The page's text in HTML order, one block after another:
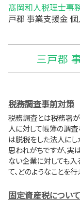
髙岡和人税理士事
戸郡 事業支援金
三戸郡
税務調査事前対策
税務調査とは税務署
人に対して帳簿の調査
は脱税をした法人にし
思われがちですが、実
ない企業に対しても入
て、どのようなことを行
固定資産税につい